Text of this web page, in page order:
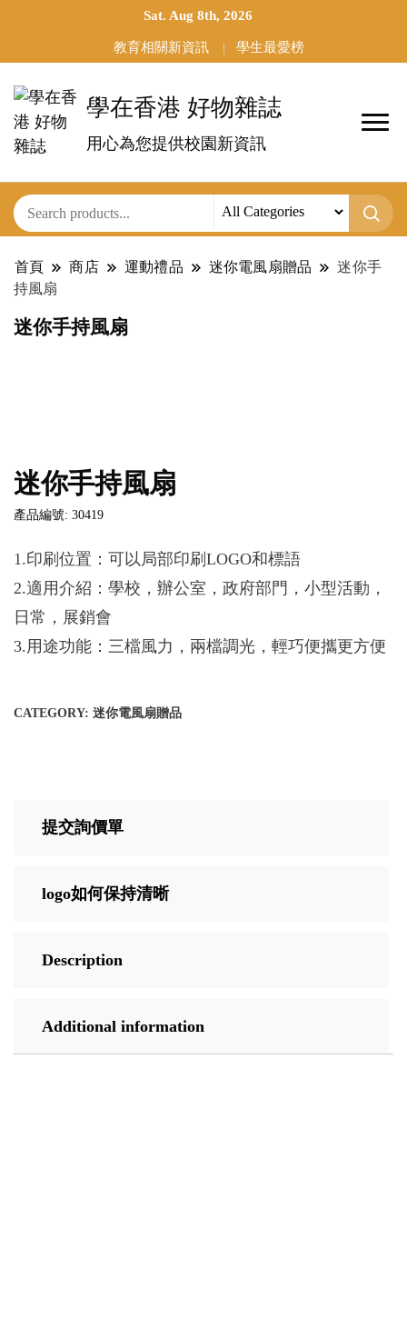
Sat. Aug 8th, 2026
教育相關新資訊 學生最愛榜
學在香港 好物雜誌
用心為您提供校園新資訊
首頁 商店 運動禮品 迷你電風扇贈品
迷你手
持風扇
迷你手持風扇
迷你手持風扇
產品編號: 30419
1.印刷位置：可以局部印刷LOGO和標語
2.適用介紹：學校，辦公室，政府部門，小型活動，
日常，展銷會
3.用途功能：三檔風力，兩檔調光，輕巧便攜更方便
CATEGORY: 迷你電風扇贈品
提交詢價單
logo如何保持清晰
Description
Additional information